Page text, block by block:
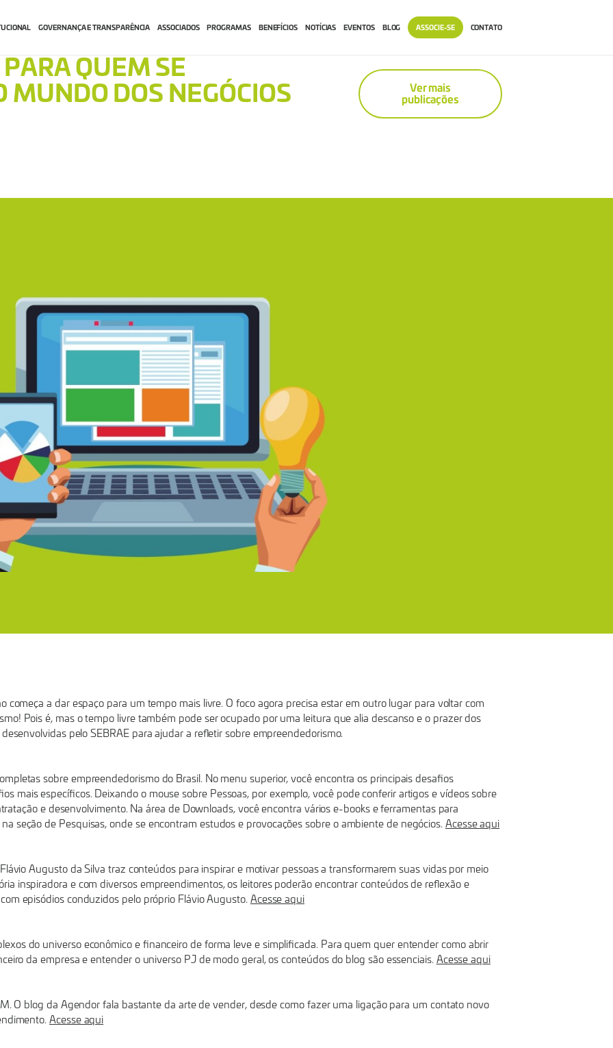
GOVERNANÇA E TRANSPARÊNCIA ASSOCIADOS PROGRAMAS BENEFÍCIOS NOTÍCIAS EVENTOS BLOG ASSOCIE-SE CONTATO
QUEM SE
MUNDO DOS NEGÓCIOS Ver mais
publicações
começa a dar espaço para um tempo mais livre. O foco agora precisa estar em outro lugar para voltar com
Pois é, mas o tempo livre também pode ser ocupado por uma leitura que alia descanso e o prazer dos
pelo SEBRAE para ajudar a refletir sobre empreendedorismo.
sobre empreendedorismo do Brasil. No menu superior, você encontra os principais desafios
mais específicos. Deixando o mouse sobre Pessoas, por exemplo, você pode conferir artigos e vídeos sobre
e desenvolvimento. Na área de Downloads, você encontra vários e-books e ferramentas para
seção de Pesquisas, onde se encontram estudos e provocações sobre o ambiente de negócios. Acesse aqui
Augusto da Silva traz conteúdos para inspirar e motivar pessoas a transformarem suas vidas por meio
inspiradora e com diversos empreendimentos, os leitores poderão encontrar conteúdos de reflexão e
episódios conduzidos pelo próprio Flávio Augusto. Acesse aqui
do universo econômico e financeiro de forma leve e simplificada. Para quem quer entender como abrir
da empresa e entender o universo PJ de modo geral, os conteúdos do blog são essenciais. Acesse aqui
O blog da Agendor fala bastante da arte de vender, desde como fazer uma ligação para um contato novo
Acesse aqui